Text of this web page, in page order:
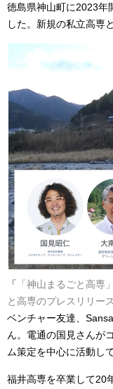
徳島県神山町に2023年
した。新規の私立高専
「
「神山まるごと高
と高専のプレスリリース
ベンチャー友達、
ん。電通の国見さんが
ム策定を中心に活動し
福井高専を卒業して20